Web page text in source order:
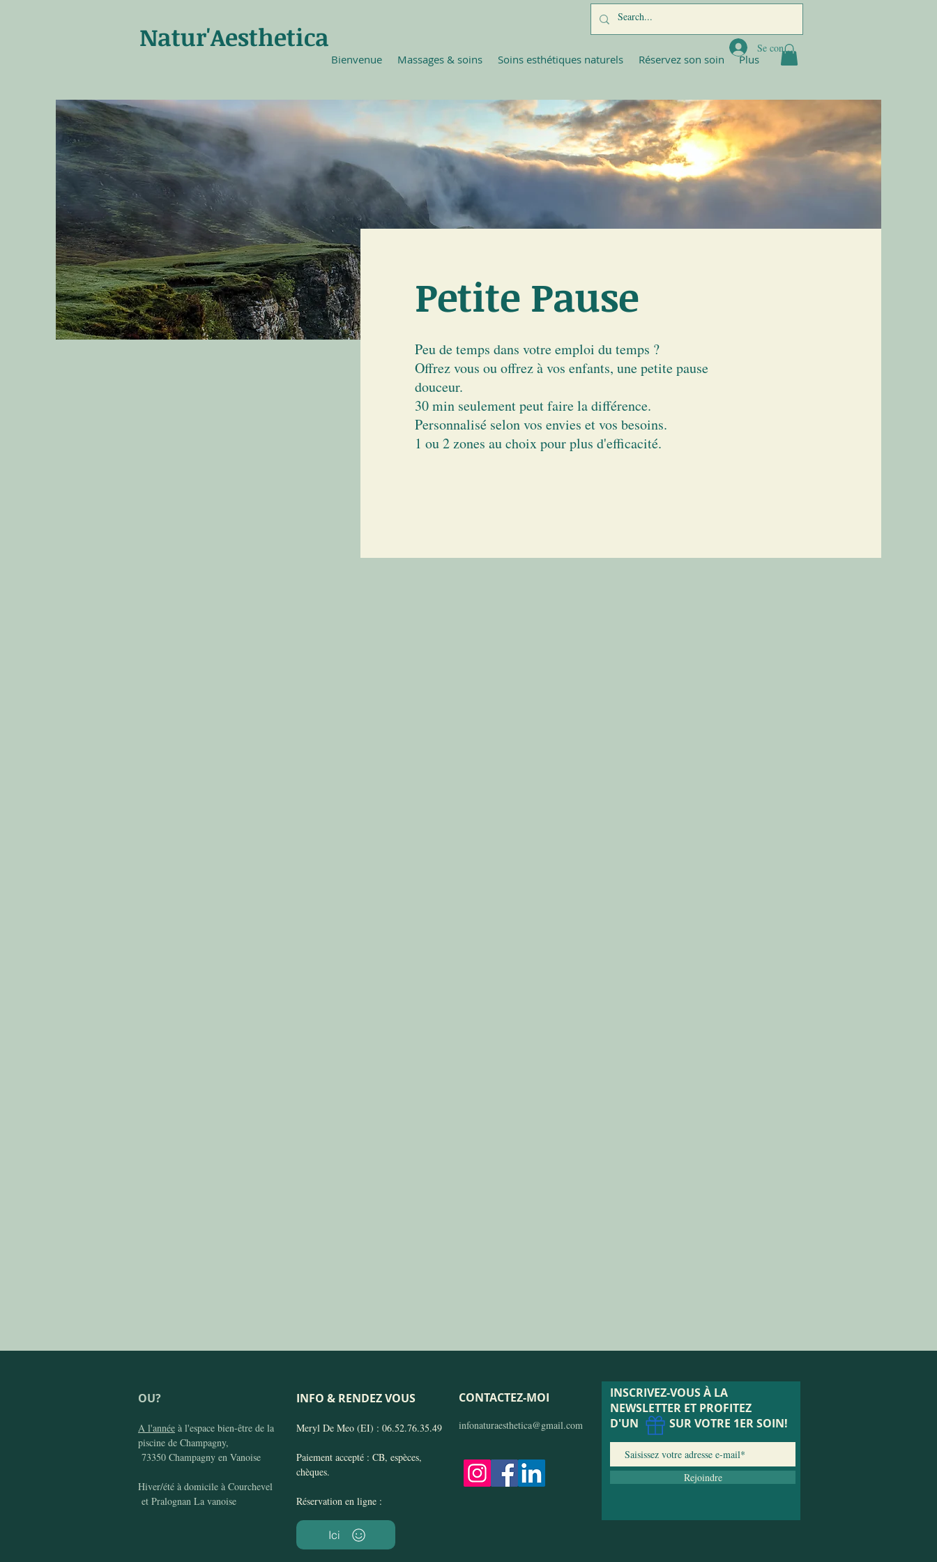
Natur'Aesthetica
Bienvenue Massages & soins Soins esthétiques naturels Réservez son soin Plus
Se connecter
Petite Pause
Peu de temps dans votre emploi du temps ?
Offrez vous ou offrez à vos enfants, une petite pause
douceur.
30 min seulement peut faire la différence.
Personnalisé selon vos envies et vos besoins.
1 ou 2 zones au choix pour plus d'efficacité.
OU?
A l'année à l'espace bien-être de la
piscine de Champagny,
73350 Champagny en Vanoise
Hiver/été à domicile à Courchevel
et Pralognan La vanoise
INFO & RENDEZ VOUS
Meryl De Meo (EI) : 06.52.76.35.49
Paiement accepté : CB, espèces,
chèques​.
Réservation en ligne :
CONTACTEZ-MOI
infonaturaesthetica@gmail.com
INSCRIVEZ-VOUS À LA
NEWSLETTER ET PROFITEZ
D'UN SUR VOTRE 1ER SOIN!
Rejoindre
Ici